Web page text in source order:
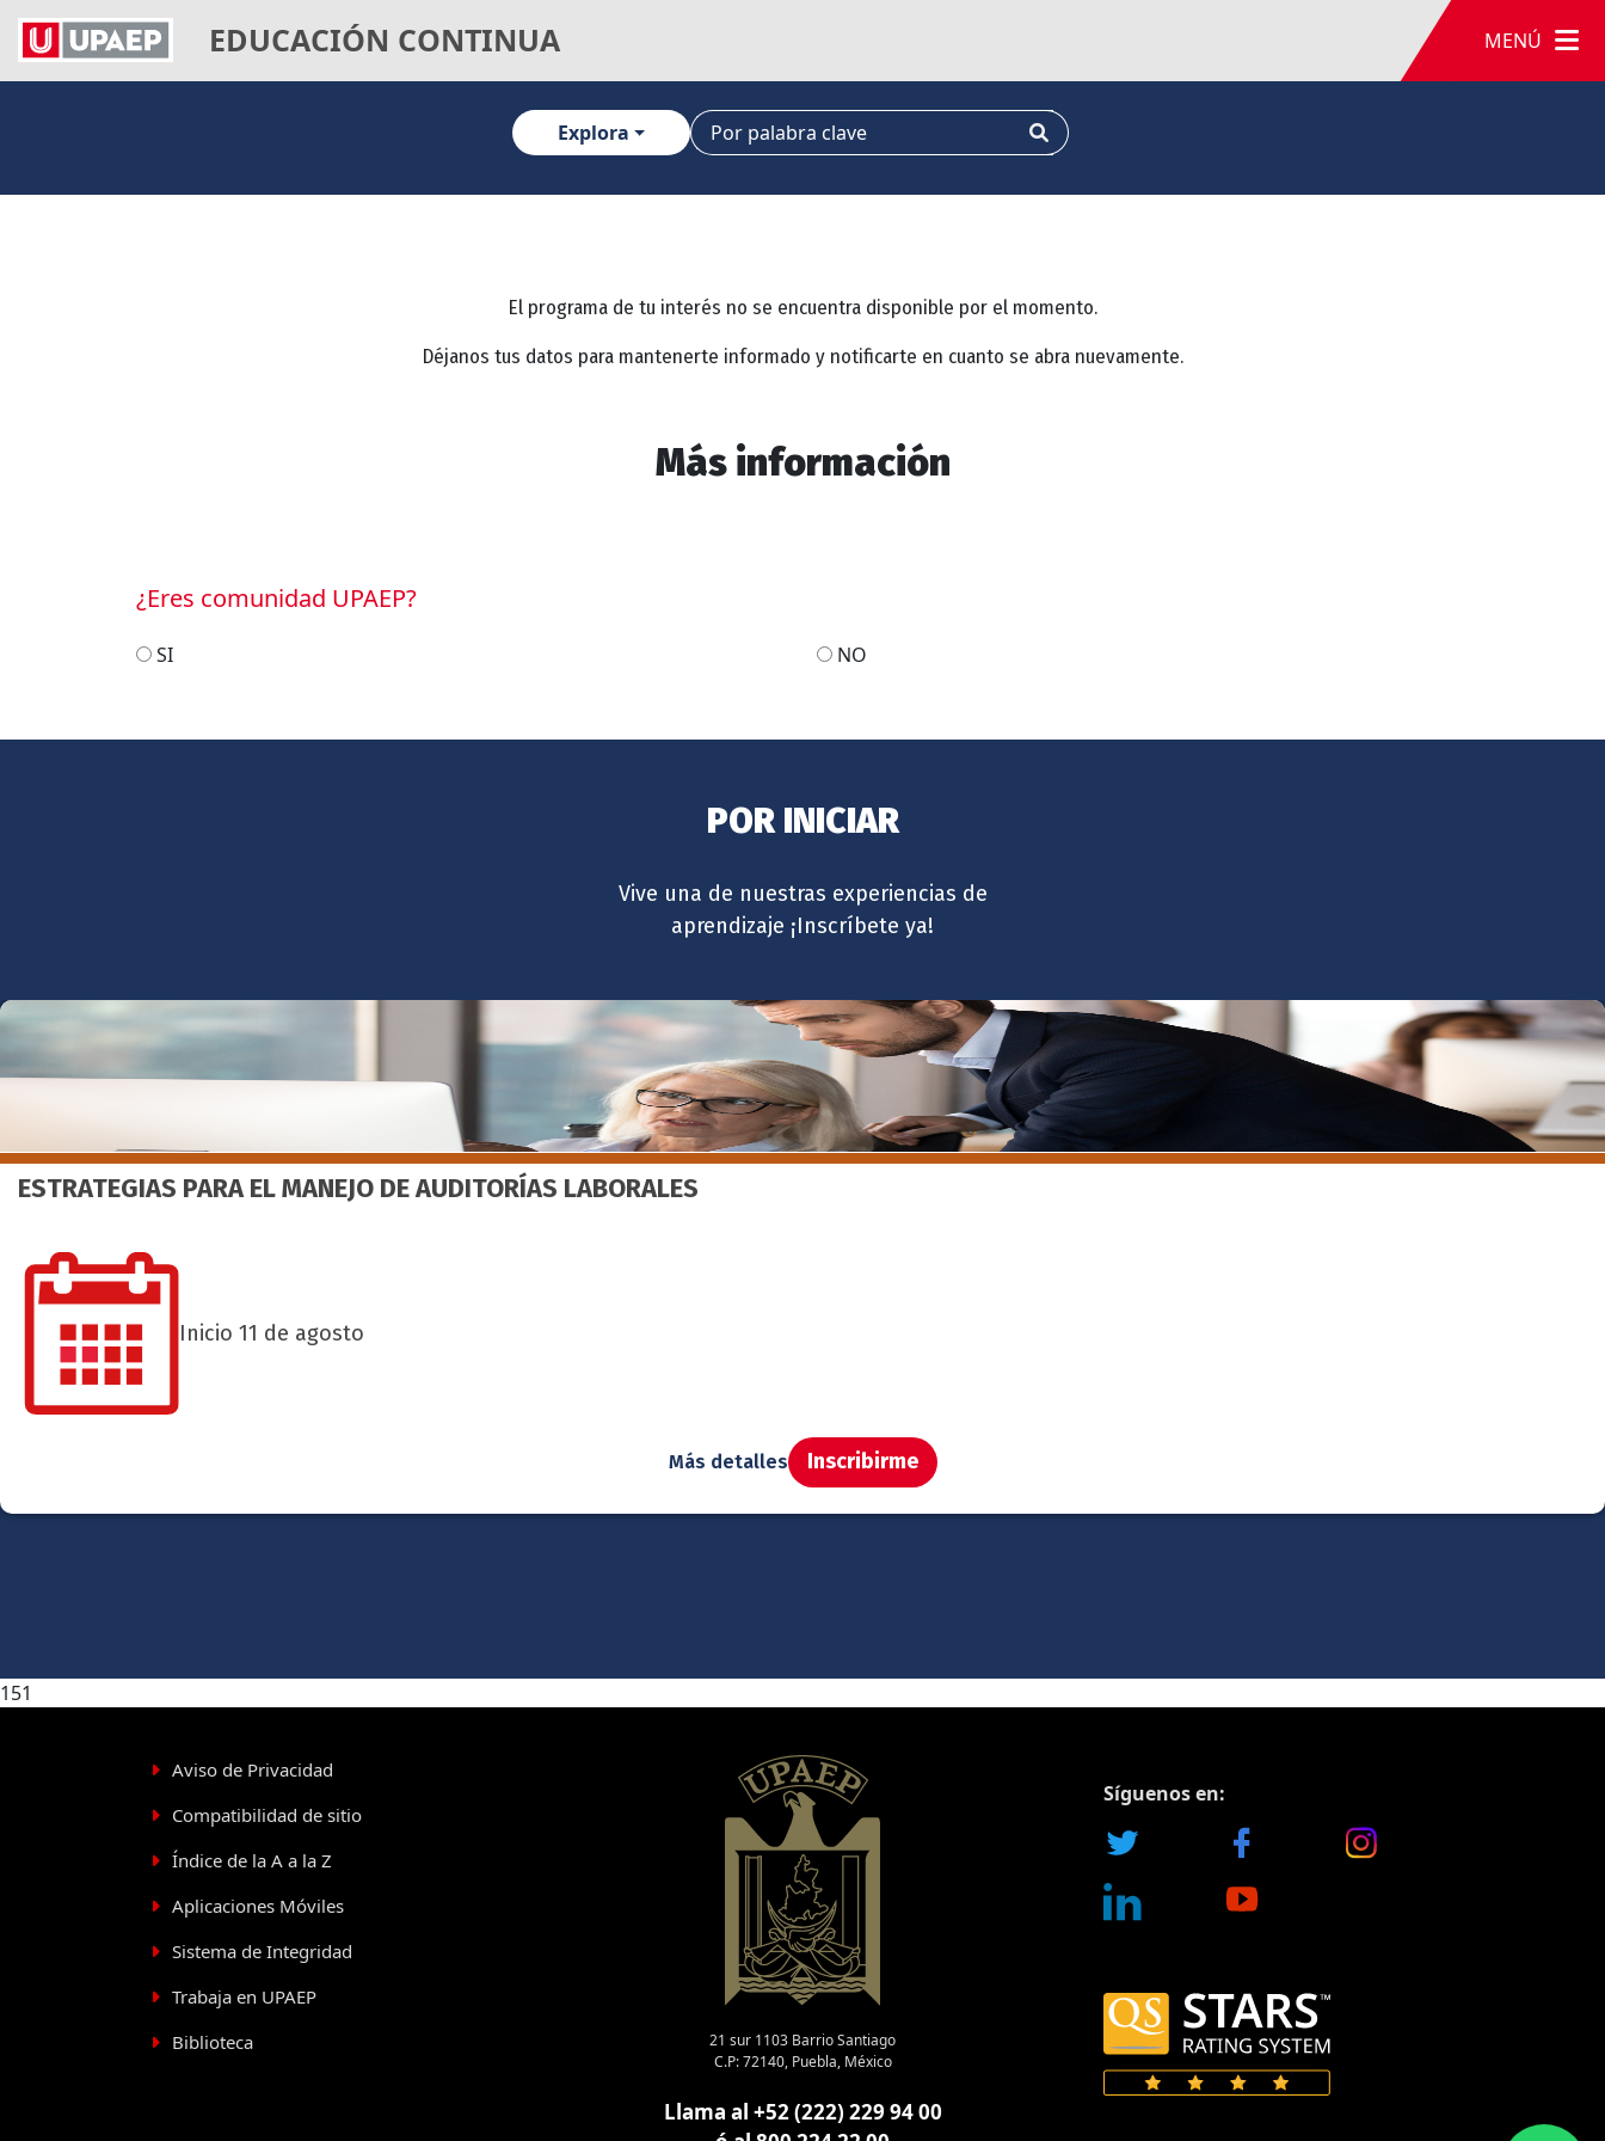
EDUCACIÓN CONTINUA MENÚ
Explora
El programa de tu interés no se encuentra disponible por el momento.
Déjanos tus datos para mantenerte informado y notificarte en cuanto se abra nuevamente.
Más información
¿Eres comunidad UPAEP?
SI NO
POR INICIAR
Vive una de nuestras experiencias de
aprendizaje ¡Inscríbete ya!
ESTRATEGIAS PARA EL MANEJO DE AUDITORÍAS LABORALES
Inicio 11 de agosto
Más detalles Inscribirme
151
Aviso de Privacidad
Compatibilidad de sitio
Índice de la A a la Z
Aplicaciones Móviles
Sistema de Integridad
Trabaja en UPAEP
Biblioteca
21 sur 1103 Barrio Santiago
C.P: 72140, Puebla, México
Llama al +52 (222) 229 94 00
Síguenos en: